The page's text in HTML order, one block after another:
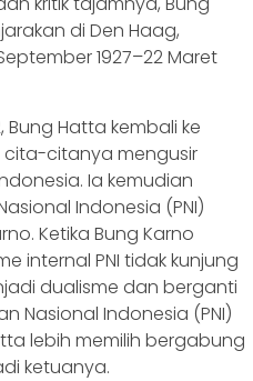
di Den Haag,
1927–22 Maret
Hatta kembali ke
citanya mengusir
Ia kemudian
Indonesia (PNI)
Ketika Bung Karno
internal PNI tidak kunjung
dualisme dan berganti
Nasional Indonesia (PNI)
lebih memilih bergabung
ketuanya.